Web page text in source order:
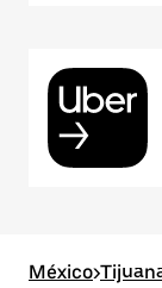
México>